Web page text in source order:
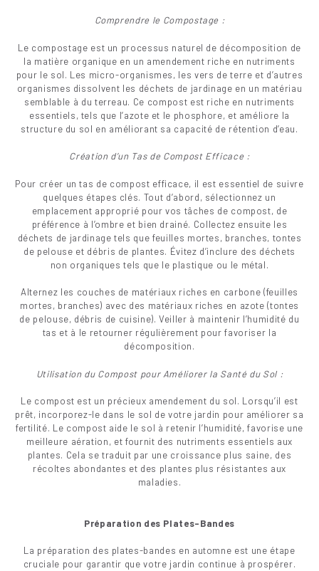
Comprendre le Compostage :
Le compostage est un processus naturel de décomposition de
la matière organique en un amendement riche en nutriments
pour le sol. Les micro-organismes, les vers de terre et d’autres
organismes dissolvent les déchets de jardinage en un matériau
semblable à du terreau. Ce compost est riche en nutriments
essentiels, tels que l’azote et le phosphore, et améliore la
structure du sol en améliorant sa capacité de rétention d’eau.
Création d’un Tas de Compost Efficace :
Pour créer un tas de compost efficace, il est essentiel de suivre
quelques étapes clés. Tout d’abord, sélectionnez un
emplacement approprié pour vos tâches de compost, de
préférence à l’ombre et bien drainé. Collectez ensuite les
déchets de jardinage tels que feuilles mortes, branches, tontes
de pelouse et débris de plantes. Évitez d’inclure des déchets
non organiques tels que le plastique ou le métal.
Alternez les couches de matériaux riches en carbone (feuilles
mortes, branches) avec des matériaux riches en azote (tontes
de pelouse, débris de cuisine). Veiller à maintenir l’humidité du
tas et à le retourner régulièrement pour favoriser la
décomposition.
Utilisation du Compost pour Améliorer la Santé du Sol :
Le compost est un précieux amendement du sol. Lorsqu’il est
prêt, incorporez-le dans le sol de votre jardin pour améliorer sa
fertilité. Le compost aide le sol à retenir l’humidité, favorise une
meilleure aération, et fournit des nutriments essentiels aux
plantes. Cela se traduit par une croissance plus saine, des
récoltes abondantes et des plantes plus résistantes aux
maladies.
Préparation des Plates-Bandes
La préparation des plates-bandes en automne est une étape
cruciale pour garantir que votre jardin continue à prospérer.